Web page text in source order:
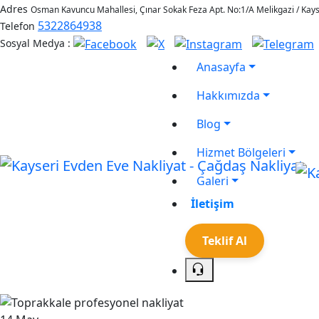
Adres Osman Kavuncu Mahallesi, Çınar Sokak Feza Apt. No:1/A Melikgazi /
Telefon 5322864938
Sosyal Medya :
Anasayfa
Hakkımızda
Blog
Hizmet Bölgeleri
Galeri
İletişim
Teklif Al